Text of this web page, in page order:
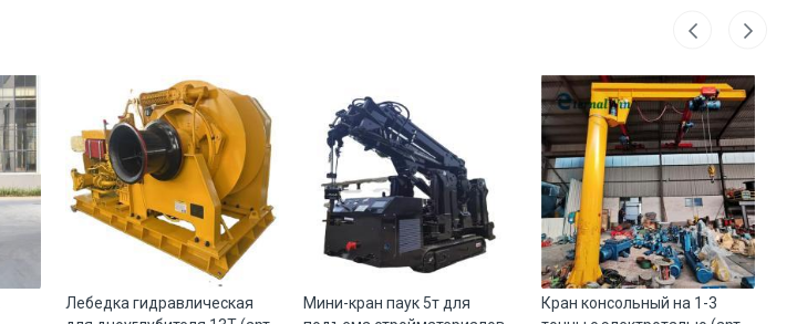
Лебедка гидравлическая
Мини-кран паук 5т для
Кран консольный на 1-3